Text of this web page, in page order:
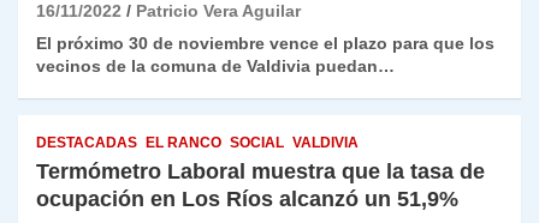
16/11/2022
Patricio Vera Aguilar
El próximo 30 de noviembre vence el plazo para que los
vecinos de la comuna de Valdivia puedan…
DESTACADAS EL RANCO SOCIAL VALDIVIA
Termómetro Laboral muestra que la tasa de
ocupación en Los Ríos alcanzó un 51,9%